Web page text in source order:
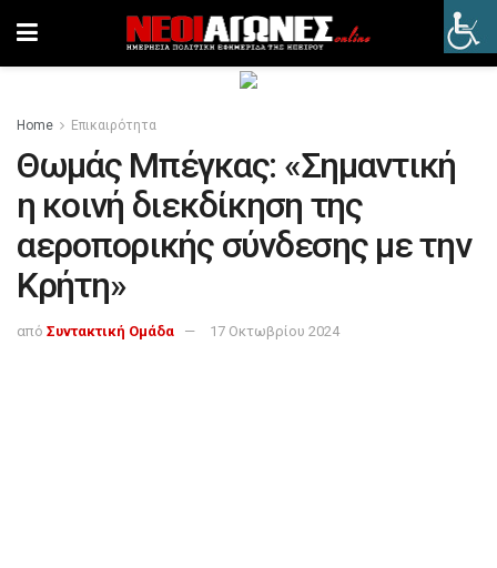
Home Επικαιρότητα
Θωμάς Μπέγκας: «Σημαντική
η κοινή διεκδίκηση της
αεροπορικής σύνδεσης με την
Κρήτη»
από Συντακτική Ομάδα 17 Οκτωβρίου 2024